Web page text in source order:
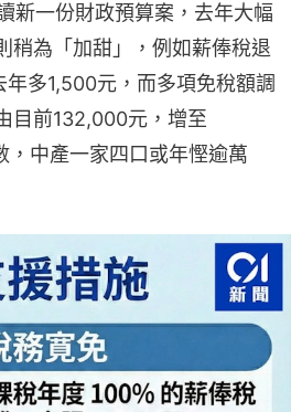
新一份財政預算案，去年大幅
稍為「加甜」，例如薪俸稅退
多1,500元，而多項免稅額調
目前132,000元，增至
中產一家四口或年慳逾萬